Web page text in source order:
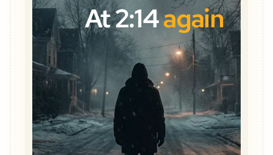
At 2:14again